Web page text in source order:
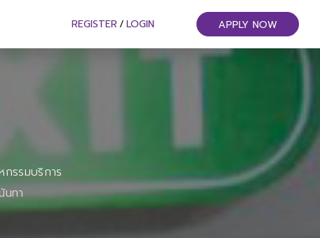
REGISTER / LOGIN APPLY NOW
รรมบริการ
นทา